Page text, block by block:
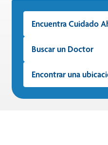
Encuentra Cuidado
Buscar un Doctor
Encontrar una